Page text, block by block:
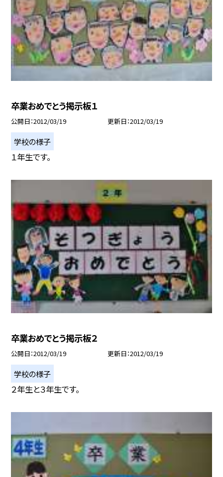
卒業おめでとう掲示板１
公開日 2012/03/19 更新日 2012/03/19
学校の様子
１年生です。
卒業おめでとう掲示板２
公開日 2012/03/19 更新日 2012/03/19
学校の様子
２年生と３年生です。